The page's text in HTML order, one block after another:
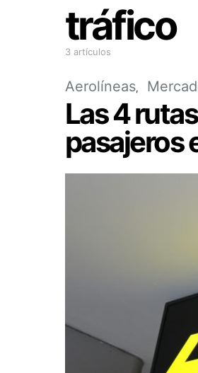
tráfico
3 artículos
Aerolíneas
Las 4
pasajeros